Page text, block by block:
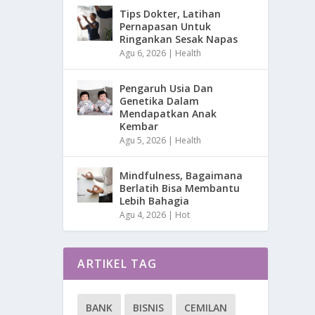
Tips Dokter, Latihan
Pernapasan Untuk
Ringankan Sesak Napas
Agu 6, 2026 | Health
Pengaruh Usia Dan
Genetika Dalam
Mendapatkan Anak
Kembar
Agu 5, 2026 | Health
Mindfulness, Bagaimana
Berlatih Bisa Membantu
Lebih Bahagia
Agu 4, 2026 | Hot
ARTIKEL TAG
BANK BISNIS CEMILAN